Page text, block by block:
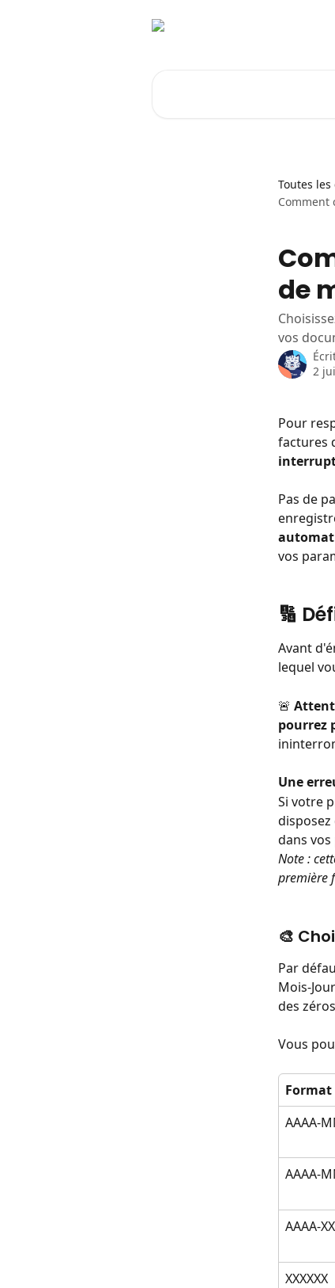
Toutes
Comment
de
vos
2
Pour
factures
Pas de
vos
🔢
Avant
lequel
🚨
pourrez
Une
Si votre
dans
Note :
première
🎨
Par
Mois-
des
Vous
Format
AAAA-
AAAA-
AAAA-
XXXXXX